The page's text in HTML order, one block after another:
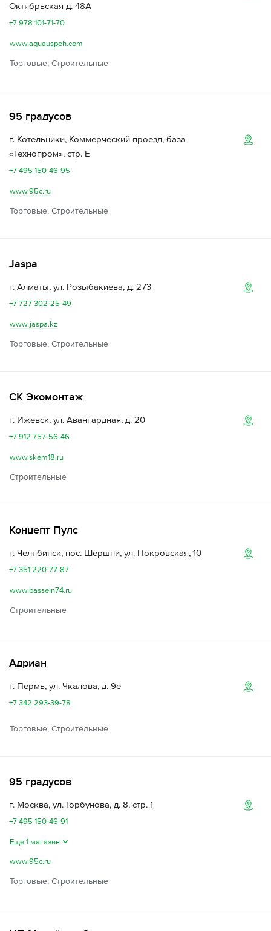
Октябрьская д. 48А
+7 978 101-71-70
www.aquauspeh.com
Торговые, Строительные
95 градусов
г. Котельники, Коммерческий проезд, база
«Технопром», стр. Е
+7 495 150-46-95
www.95c.ru
Торговые, Строительные
Jaspa
г. Алматы, ул. Розыбакиева, д. 273
+7 727 302-25-49
www.jaspa.kz
Торговые, Строительные
СК Экомонтаж
г. Ижевск, ул. Авангардная, д. 20
+7 912 757-56-46
www.skem18.ru
Строительные
Концепт Пулс
г. Челябинск, пос. Шершни, ул. Покровская, 10
+7 351 220-77-87
www.bassein74.ru
Строительные
Адриан
г. Пермь, ул. Чкалова, д. 9е
+7 342 293-39-78
Торговые, Строительные
95 градусов
г. Москва, ул. Горбунова, д. 8, стр. 1
+7 495 150-46-91
Еще 1 магазин
www.95c.ru
Торговые, Строительные